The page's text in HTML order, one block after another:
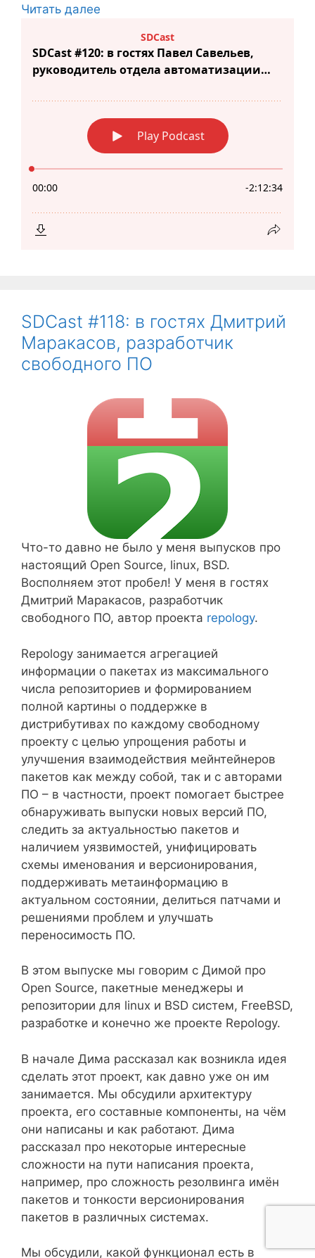
Читать далее
SDCast #118: в гостях Дмитрий
Маракасов, разработчик
свободного ПО
Что-то давно не было у меня выпусков про
настоящий Open Source, linux, BSD.
Восполняем этот пробел! У меня в гостях
Дмитрий Маракасов, разработчик
свободного ПО, автор проекта repology.
Repology занимается агрегацией
информации о пакетах из максимального
числа репозиториев и формированием
полной картины о поддержке в
дистрибутивах по каждому свободному
проекту с целью упрощения работы и
улучшения взаимодействия мейнтейнеров
пакетов как между собой, так и с авторами
ПО – в частности, проект помогает быстрее
обнаруживать выпуски новых версий ПО,
следить за актуальностью пакетов и
наличием уязвимостей, унифицировать
схемы именования и версионирования,
поддерживать метаинформацию в
актуальном состоянии, делиться патчами и
решениями проблем и улучшать
переносимость ПО.
В этом выпуске мы говорим с Димой про
Open Source, пакетные менеджеры и
репозитории для linux и BSD систем, FreeBSD,
разработке и конечно же проекте Repology.
В начале Дима рассказал как возникла идея
сделать этот проект, как давно уже он им
занимается. Мы обсудили архитектуру
проекта, его составные компоненты, на чём
они написаны и как работают. Дима
рассказал про некоторые интересные
сложности на пути написания проекта,
например, про сложность резолвинга имён
пакетов и тонкости версионирования
пакетов в различных системах.
Мы обсудили, какой функционал есть в